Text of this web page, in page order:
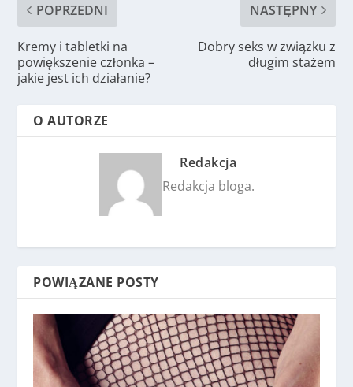
POPRZEDNI
Kremy i tabletki na
powiększenie członka –
jakie jest ich działanie?
NASTĘPNY
Dobry seks w związku z
długim stażem
O AUTORZE
Redakcja
Redakcja bloga.
POWIĄZANE POSTY